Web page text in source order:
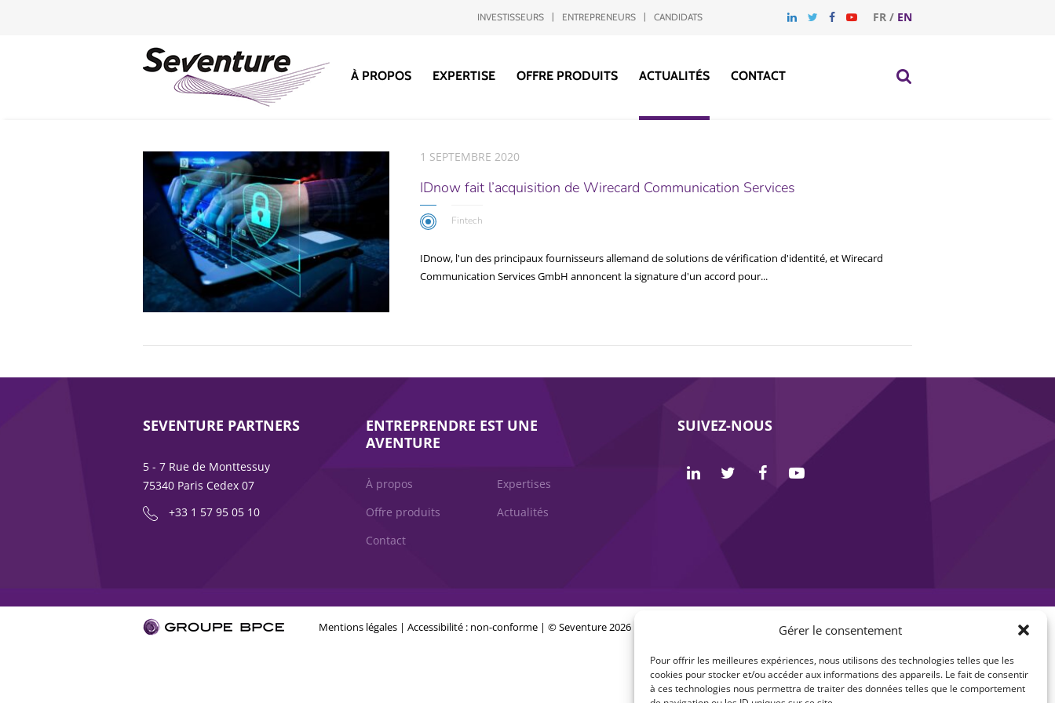
Gérer le consentement
Pour offrir les meilleures expériences, nous utilisons des technologies telles que les
cookies pour stocker et/ou accéder aux informations des appareils. Le fait de consentir
à ces technologies nous permettra de traiter des données telles que le comportement
FR / EN
INVESTISSEURS ENTREPRENEURS CANDIDATS
À PROPOS EXPERTISE OFFRE PRODUITS ACTUALITÉS CONTACT
1 SEPTEMBRE 2020
IDnow fait l’acquisition de Wirecard Communication Services
Fintech
IDnow, l'un des principaux fournisseurs allemand de solutions de vérification d'identité, et Wirecard
Communication Services GmbH annoncent la signature d'un accord pour...
SEVENTURE PARTNERS
5 - 7 Rue de Monttessuy
75340 Paris Cedex 07
+33 1 57 95 05 10
ENTREPRENDRE EST UNE
AVENTURE
À propos
Expertises
Offre produits
Actualités
Contact
SUIVEZ-NOUS
Mentions légales |Accessibilité : non-conforme | © Seventure 2026